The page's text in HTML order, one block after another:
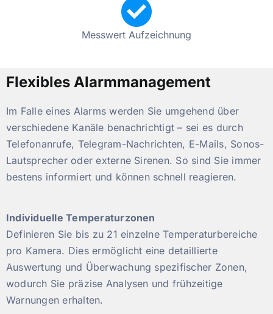
Messwert Aufzeichnung
Flexibles Alarmmanagement
Im Falle eines Alarms werden Sie umgehend über
verschiedene Kanäle benachrichtigt – sei es durch
Telefonanrufe, Telegram-Nachrichten, E-Mails, Sonos-
Lautsprecher oder externe Sirenen. So sind Sie immer
bestens informiert und können schnell reagieren.
Individuelle Temperaturzonen
Definieren Sie bis zu 21 einzelne Temperaturbereiche
pro Kamera. Dies ermöglicht eine detaillierte
Auswertung und Überwachung spezifischer Zonen,
wodurch Sie präzise Analysen und frühzeitige
Warnungen erhalten.